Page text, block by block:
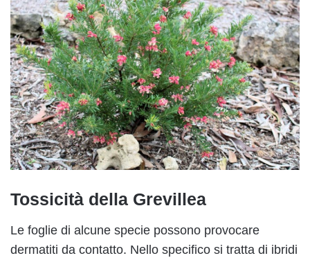
Tossicità della Grevillea
Le foglie di alcune specie possono provocare
dermatiti da contatto. Nello specifico si tratta di ibridi